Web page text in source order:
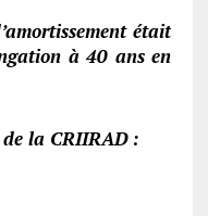
était
à 40 ans en
la CRIIRAD :